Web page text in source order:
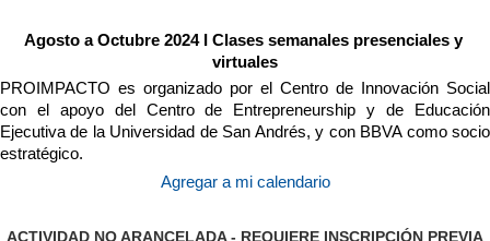
Agosto a Octubre 2024 I Clases semanales presenciales y
virtuales
PROIMPACTO es organizado por el Centro de Innovación Social
con el apoyo del Centro de Entrepreneurship y de Educación
Ejecutiva de la Universidad de San Andrés, y con BBVA como socio
estratégico.
Agregar a mi calendario
ACTIVIDAD NO ARANCELADA - REQUIERE INSCRIPCIÓN PREVIA